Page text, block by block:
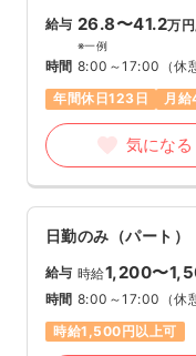
給与 26.8〜41.2万円
※一例
時間 8:00～17:00 （休
年間休日123日
月
気になる
日勤のみ（パート）
給与 時給1,200〜
時間 8:00～17:00 （休
時給1,500円以上可